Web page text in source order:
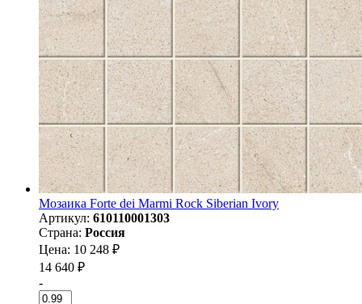
Мозаика Forte dei Marmi Rock Siberian Ivory
Артикул: 610110001303
Страна: Россия
Цена: 10 248 ₽
14 640 ₽
-